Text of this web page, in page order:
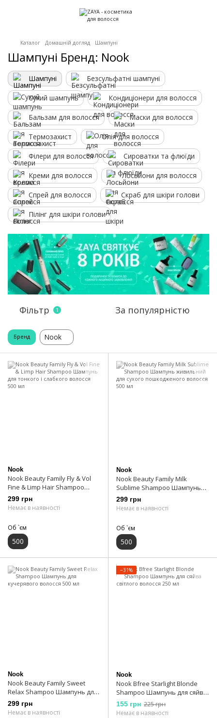
Каталог Домашній догляд Шампуні
Шампуні Бренд: Nook
Шампуні Безсульфатні шампуні
Сухий шампунь Кондиціонери для волосся
Бальзам для волосся Маски для волосся
Термозахист Олія для волосся
Філери для волосся Сироватки та флюїди
Креми для волосся Лосьйони для волосся
Спрей для волосся Скраб для шкіри голови
Пілінг для шкіри голови
Фільтр 1 За популярністю
Бренд Nook
Nook
Nook Beauty Family Fly & Vol
Fine & Limp Hair Shampoo
Шампунь для тонкого і
слабкого волосся 500 мл
299 грн
Немає в наявності
Об `єм
500
Nook
Nook Beauty Family Milk
Sublime Shampoo Шампунь
живильний для сухого
пошкодженого волосся 500 мл
299 грн
Немає в наявності
Об `єм
500
Nook
Nook Beauty Family Sweet
Relax Shampoo Шампунь для
кучерявого волосся 500 мл
299 грн
Немає в наявності
−31%
Nook
Nook Bfree Starlight Blonde
Shampoo Шампунь для сяйва
світлого волосся 250 мл
155 грн 225 грн
Немає в наявності